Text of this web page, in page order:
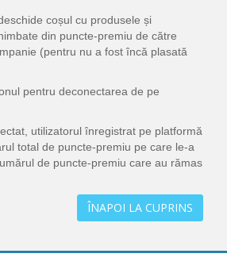
coșul cu produsele și
din puncte-premiu de către
(pentru nu a fost încă plasată
pentru deconectarea de pe
utilizatorul înregistrat pe platformă
total de puncte-premiu pe care le-a
de puncte-premiu care au rămas
ÎNAPOI LA CUPRINS